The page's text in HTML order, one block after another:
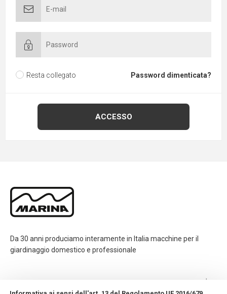
Resta collegato Password dimenticata?
Da 30 anni produciamo interamente in Italia macchine per il
giardinaggio domestico e professionale